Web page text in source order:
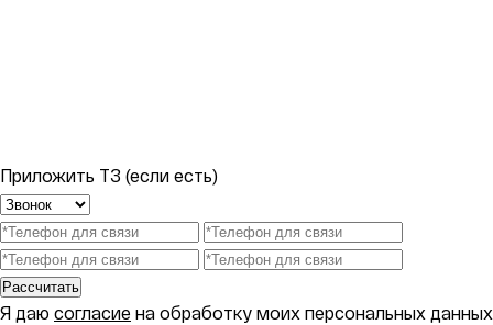
Приложить ТЗ (если есть)
Рассчитать
Я даю согласие на обработку моих персональных данных